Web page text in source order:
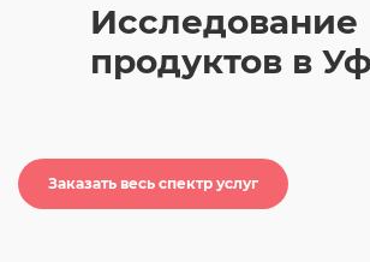
Исследование
продуктов в
Заказать весь спектр услуг
Согласие на обработку личных
Введите слово с картинки